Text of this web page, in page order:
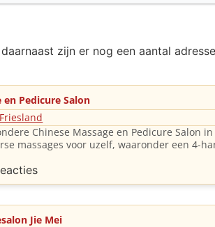
zijn er nog een aantal
en Pedicure Salon
Friesland
Chinese Massage en Pedicure Salon
massages voor uzelf, waaronder een 4-
Jie Mei